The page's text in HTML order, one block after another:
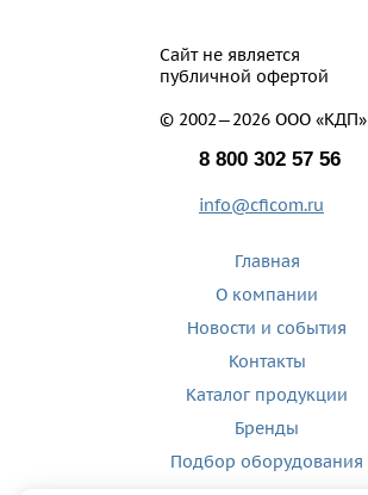
Сайт не является
публичной офертой
© 2002—2026 ООО «КДП»
8 800 302 57 56
info@cficom.ru
Главная
О компании
Новости и события
Контакты
Каталог продукции
Бренды
Подбор оборудования